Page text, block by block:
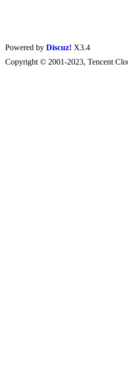
Powered by Discuz! X3.4
Copyright © 2001-2023, Tencent